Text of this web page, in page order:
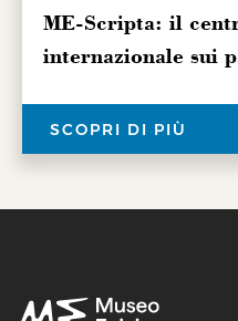
ME-Scripta: il
internazionale sui
SCOPRI DI PIÙ